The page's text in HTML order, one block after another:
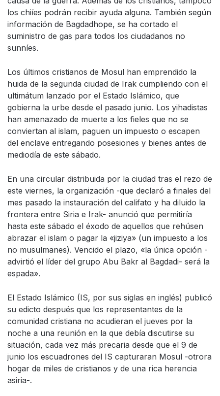
los chiíes podrán recibir ayuda alguna. También según
información de Bagdadhope, se ha cortado el
suministro de gas para todos los ciudadanos no
sunníes.
Los últimos cristianos de Mosul han emprendido la
huida de la segunda ciudad de Irak cumpliendo con el
ultimátum lanzado por el Estado Islámico, que
gobierna la urbe desde el pasado junio. Los yihadistas
han amenazado de muerte a los fieles que no se
conviertan al islam, paguen un impuesto o escapen
del enclave entregando posesiones y bienes antes de
mediodía de este sábado.
En una circular distribuida por la ciudad tras el rezo de
este viernes, la organización -que declaró a finales del
mes pasado la instauración del califato y ha diluido la
frontera entre Siria e Irak- anunció que permitiría
hasta este sábado el éxodo de aquellos que rehúsen
abrazar el islam o pagar la «jiziya» (un impuesto a los
no musulmanes). Vencido el plazo, «la única opción -
advirtió el líder del grupo Abu Bakr al Bagdadi- será la
espada».
El Estado Islámico (IS, por sus siglas en inglés) publicó
su edicto después que los representantes de la
comunidad cristiana no acudieran el jueves por la
noche a una reunión en la que debía discutirse su
situación, cada vez más precaria desde que el 9 de
junio los escuadrones del IS capturaran Mosul -otrora
hogar de miles de cristianos y de una rica herencia
asiria-.